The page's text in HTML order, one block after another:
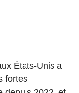
États-Unis a
fortes